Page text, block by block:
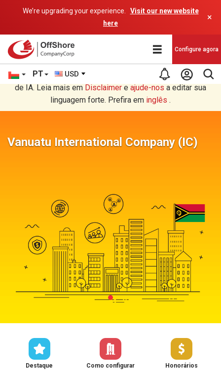
We’re upgrading your experience.
Visit our new website
here
×
PT USD
Configure agora
Você está lendo em Português tradução por um programa
de IA. Leia mais em Disclaimer e ajude-nos a editar sua
linguagem forte. Prefira em inglês .
Vanuatu International Company (IC)
Destaque Como configurar Honorários